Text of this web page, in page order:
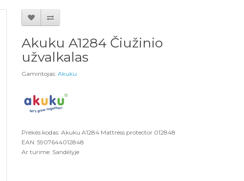
Akuku A1284 Čiužinio
užvalkalas
Gamintojas: Akuku
Prekės kodas: Akuku A1284 Mattress protector 012848
EAN: 5907644012848
Ar turime: Sandėlyje